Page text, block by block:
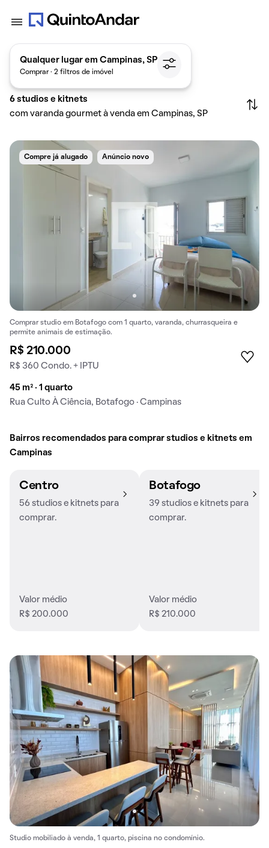
Qualquer lugar em Campinas, SP
Comprar · 2 filtros de imóvel
6 studios e kitnets
com varanda gourmet à venda em Campinas, SP
Compre já alugado Anúncio novo
Comprar studio em Botafogo com 1 quarto, varanda, churrasqueira e
permite animais de estimação.
R$ 210.000
R$ 360 Condo. + IPTU
45 m² · 1 quarto
Rua Culto À Ciência, Botafogo · Campinas
Bairros recomendados para comprar studios e kitnets em
Campinas
Centro
56 studios e kitnets para
comprar.
Valor médio
R$ 200.000
Botafogo
39 studios e kitnets para
comprar.
Valor médio
R$ 210.000
Studio mobiliado à venda, 1 quarto, piscina no condomínio.